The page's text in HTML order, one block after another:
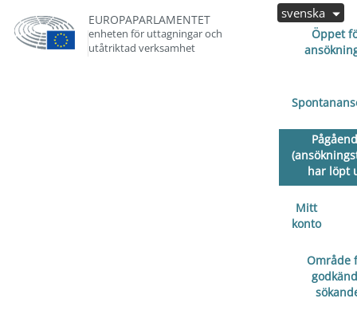
EUROPAPARLAMENTET
enheten för uttagningar och
utåtriktad verksamhet
Öppet
har löpt
Mitt
konto
Område
svenska